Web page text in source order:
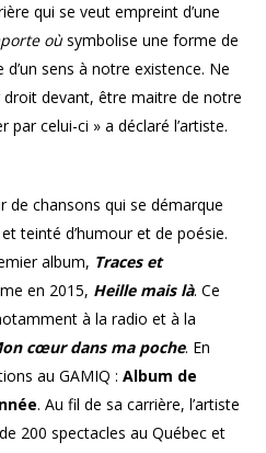
qui se veut empreint d’une
oùsymbolise une forme de
sens à notre existence. Ne
devant, être maitre de notre
celui-ci » a déclaré l’artiste.
de chansons qui se démarque
teinté d’humour et de poésie.
album, Traces et
en 2015, Heille mais là. Ce
à la radio et à la
cœur dans ma poche. En
au GAMIQ : Album de
. Au fil de sa carrière, l’artiste
200 spectacles au Québec et